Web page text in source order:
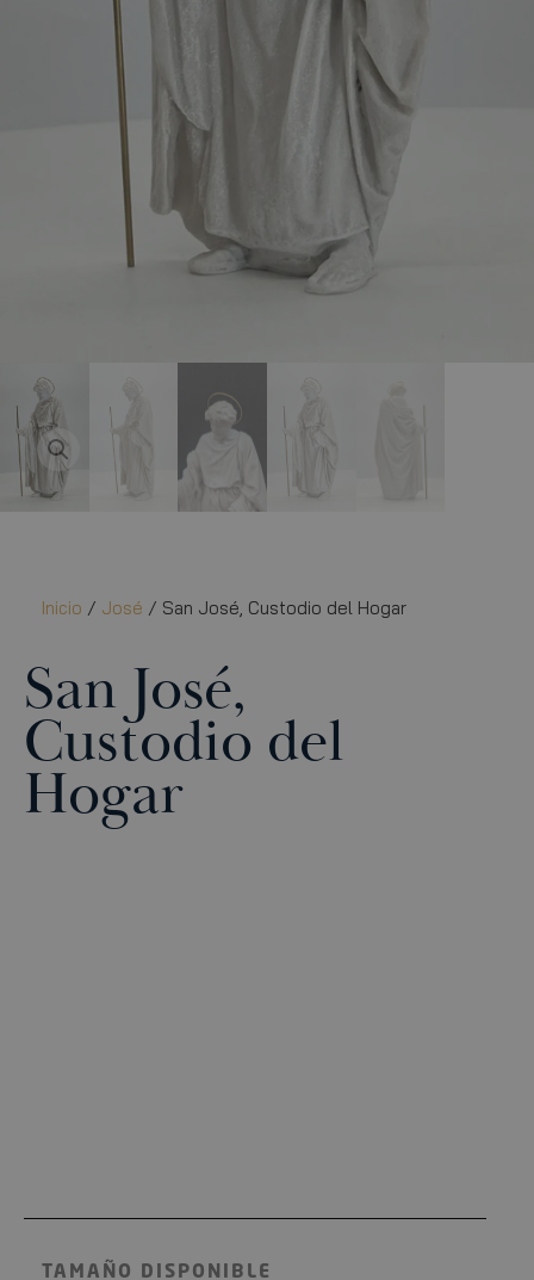
Inicio / José / San José, Custodio del Hogar
San José,
Custodio del
Hogar
TAMAÑO DISPONIBLE